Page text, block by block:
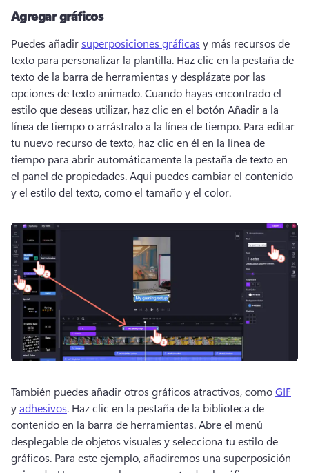
Agregar gráficos
Puedes añadir superposiciones gráficas y más recursos de
texto para personalizar la plantilla. Haz clic en la pestaña de
texto de la barra de herramientas y desplázate por las
opciones de texto animado. Cuando hayas encontrado el
estilo que deseas utilizar, haz clic en el botón Añadir a la
línea de tiempo o arrástralo a la línea de tiempo. Para editar
tu nuevo recurso de texto, haz clic en él en la línea de
tiempo para abrir automáticamente la pestaña de texto en
el panel de propiedades. Aquí puedes cambiar el contenido
y el estilo del texto, como el tamaño y el color.
También puedes añadir otros gráficos atractivos, como GIF
y adhesivos. Haz clic en la pestaña de la biblioteca de
contenido en la barra de herramientas. Abre el menú
desplegable de objetos visuales y selecciona tu estilo de
gráficos. Para este ejemplo, añadiremos una superposición